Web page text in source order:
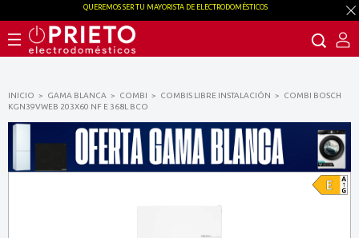
INICIO GAMA BLANCA COMBI COMBIS LIBRE INSTALACIÓN
COMBI BOSCH
KGN39VWEB 203X60 NF E 368L BCO
QUEREMOS SER TU MAYORISTA DE ELECTRODOMÉSTICOS